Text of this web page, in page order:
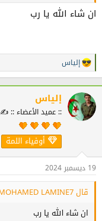
ان شاء الله يا رب
ا
ل
ت
ف
ا
ع
إلياس
إلياس
:: عميد الأعضاء :: ✍️top5👑
أوفياء اللمة
19 ديسمبر 2024
قال MOHAMED LAMINE7:
ان شاء الله يا رب